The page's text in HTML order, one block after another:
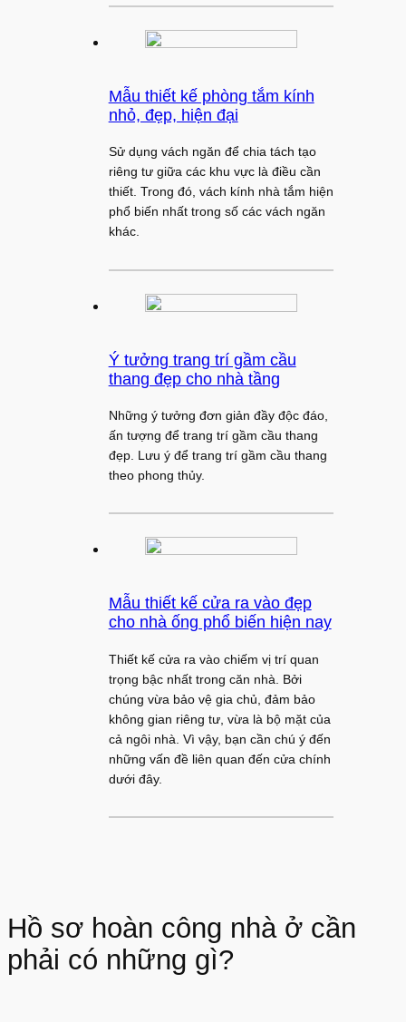
Mẫu thiết kế phòng tắm kính
nhỏ, đẹp, hiện đại
Sử dụng vách ngăn để chia tách tạo
riêng tư giữa các khu vực là điều cần
thiết. Trong đó, vách kính nhà tắm hiện
phổ biến nhất trong số các vách ngăn
khác.
Ý tưởng trang trí gầm cầu
thang đẹp cho nhà tầng
Những ý tưởng đơn giản đầy độc đáo,
ấn tượng để trang trí gầm cầu thang
đẹp. Lưu ý để trang trí gầm cầu thang
theo phong thủy.
Mẫu thiết kế cửa ra vào đẹp
cho nhà ống phổ biến hiện nay
Thiết kế cửa ra vào chiếm vị trí quan
trọng bậc nhất trong căn nhà. Bởi
chúng vừa bảo vệ gia chủ, đảm bảo
không gian riêng tư, vừa là bộ mặt của
cả ngôi nhà. Vì vậy, bạn cần chú ý đến
những vấn đề liên quan đến cửa chính
dưới đây.
Hồ sơ hoàn công nhà ở cần
phải có những gì?